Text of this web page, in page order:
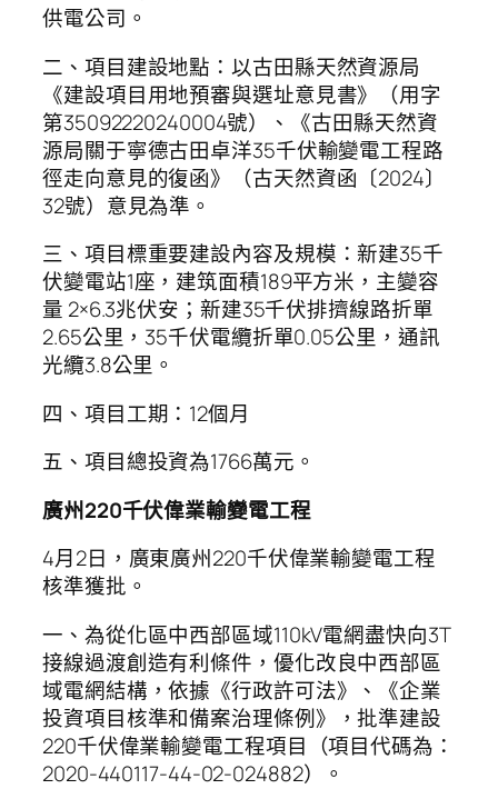
供電公司。
二、項目建設地點：以古田縣天然資源局
《建設項目用地預審與選址意見書》（用字
第35092220240004號）、《古田縣天然資
源局關于寧德古田卓洋35千伏輸變電工程路
徑走向意見的復函》（古天然資函〔2024〕
32號）意見為準。
三、項目標重要建設內容及規模：新建35千
伏變電站1座，建筑面積189平方米，主變容
量 2×6.3兆伏安；新建35千伏排擠線路折單
2.65公里，35千伏電纜折單0.05公里，通訊
光纜3.8公里。
四、項目工期：12個月
五、項目總投資為1766萬元。
廣州220千伏偉業輸變電工程
4月2日，廣東廣州220千伏偉業輸變電工程
核準獲批。
一、為從化區中西部區域110kV電網盡快向3T
接線過渡創造有利條件，優化改良中西部區
域電網結構，依據《行政許可法》、《企業
投資項目核準和備案治理條例》，批準建設
220千伏偉業輸變電工程項目（項目代碼為：
2020-440117-44-02-024882）。